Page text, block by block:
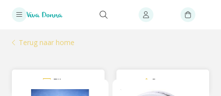
Terug naar home
Filter Sorteer